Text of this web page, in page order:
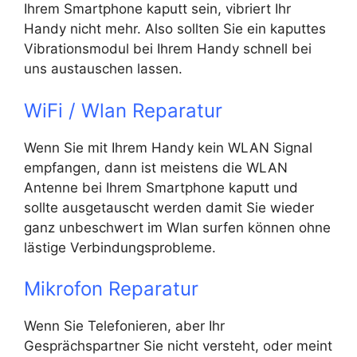
Ihrem Smartphone kaputt sein, vibriert Ihr
Handy nicht mehr. Also sollten Sie ein kaputtes
Vibrationsmodul bei Ihrem Handy schnell bei
uns austauschen lassen.
WiFi / Wlan Reparatur
Wenn Sie mit Ihrem Handy kein WLAN Signal
empfangen, dann ist meistens die WLAN
Antenne bei Ihrem Smartphone kaputt und
sollte ausgetauscht werden damit Sie wieder
ganz unbeschwert im Wlan surfen können ohne
lästige Verbindungsprobleme.
Mikrofon Reparatur
Wenn Sie Telefonieren, aber Ihr
Gesprächspartner Sie nicht versteht, oder meint